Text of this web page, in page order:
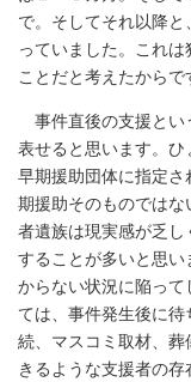
で。そしてそれ以降
っていました。これ
ことだと考えたからで
事件直後の支援とい
表せると思います。
早期援助団体に指定
期援助そのものでは
者遺族は現実感が乏
することが多いと思
からない状況に陥って
ては、事件発生後に
続、マスコミ取材、
きるような支援者の存